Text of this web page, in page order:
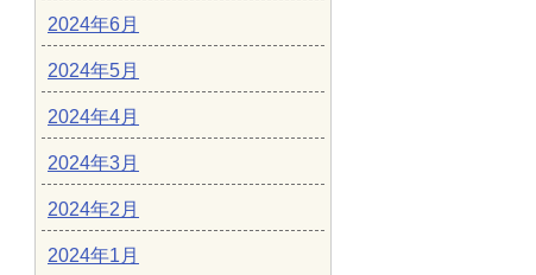
2024年6月
2024年5月
2024年4月
2024年3月
2024年2月
2024年1月